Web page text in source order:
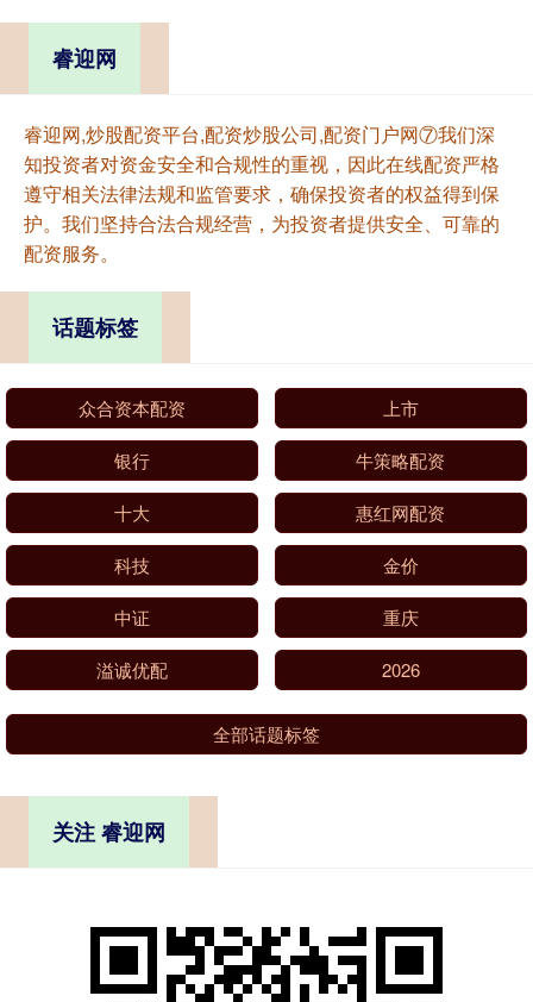
睿迎网
睿迎网,炒股配资平台,配资炒股公司,配资门户网⑦我们深
知投资者对资金安全和合规性的重视，因此在线配资严格
遵守相关法律法规和监管要求，确保投资者的权益得到保
护。我们坚持合法合规经营，为投资者提供安全、可靠的
配资服务。
话题标签
众合资本配资 上市
银行 牛策略配资
十大 惠红网配资
科技 金价
中证 重庆
溢诚优配 2026
全部话题标签
关注 睿迎网